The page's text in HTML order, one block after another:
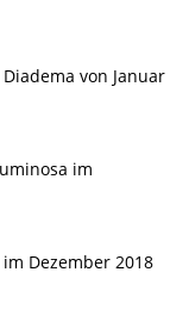
von Januar
im
Dezember 2018